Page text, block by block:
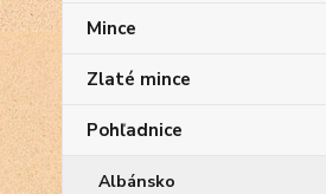
Mince
Zlaté mince
Pohľadnice
Albánsko